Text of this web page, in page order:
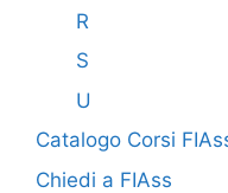
R
S
U
Catalogo Corsi
Chiedi a FIAss